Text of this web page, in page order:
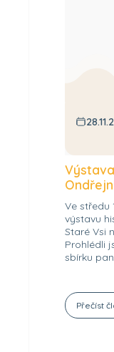
Ve středu
výstavu
Staré Vsi
Prohlédli
sbírku
Přečíst